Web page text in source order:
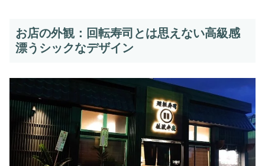
お店の外観：回転寿司とは思えない高級感
漂うシックなデザイン